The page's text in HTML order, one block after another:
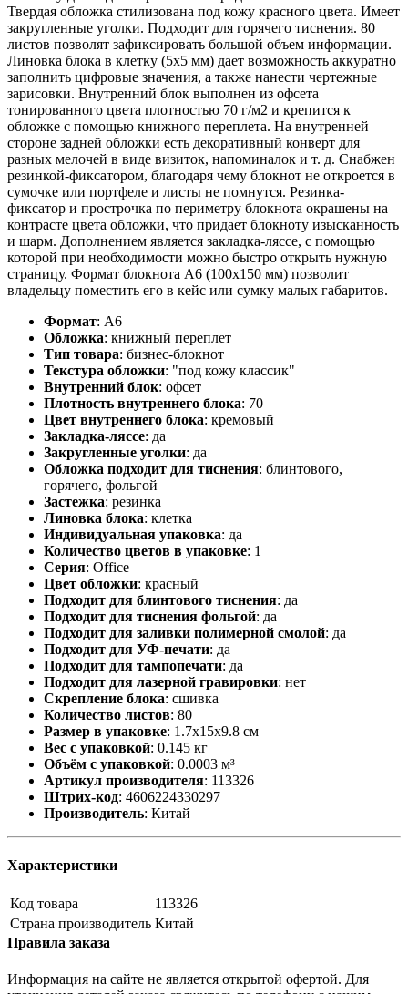
Твердая обложка стилизована под кожу красного цвета. Имеет
закругленные уголки. Подходит для горячего тиснения. 80
листов позволят зафиксировать большой объем информации.
Линовка блока в клетку (5х5 мм) дает возможность аккуратно
заполнить цифровые значения, а также нанести чертежные
зарисовки. Внутренний блок выполнен из офсета
тонированного цвета плотностью 70 г/м2 и крепится к
обложке с помощью книжного переплета. На внутренней
стороне задней обложки есть декоративный конверт для
разных мелочей в виде визиток, напоминалок и т. д. Снабжен
резинкой-фиксатором, благодаря чему блокнот не откроется в
сумочке или портфеле и листы не помнутся. Резинка-
фиксатор и прострочка по периметру блокнота окрашены на
контрасте цвета обложки, что придает блокноту изысканность
и шарм. Дополнением является закладка-ляссе, с помощью
которой при необходимости можно быстро открыть нужную
страницу. Формат блокнота А6 (100х150 мм) позволит
владельцу поместить его в кейс или сумку малых габаритов.
Формат: А6
Обложка: книжный переплет
Тип товара: бизнес-блокнот
Текстура обложки: "под кожу классик"
Внутренний блок: офсет
Плотность внутреннего блока: 70
Цвет внутреннего блока: кремовый
Закладка-ляссе: да
Закругленные уголки: да
Обложка подходит для тиснения: блинтового,
горячего, фольгой
Застежка: резинка
Линовка блока: клетка
Индивидуальная упаковка: да
Количество цветов в упаковке: 1
Серия: Office
Цвет обложки: красный
Подходит для блинтового тиснения: да
Подходит для тиснения фольгой: да
Подходит для заливки полимерной смолой: да
Подходит для УФ-печати: да
Подходит для тампопечати: да
Подходит для лазерной гравировки: нет
Скрепление блока: сшивка
Количество листов: 80
Размер в упаковке: 1.7x15x9.8 см
Вес с упаковкой: 0.145 кг
Объём с упаковкой: 0.0003 м³
Артикул производителя: 113326
Штрих-код: 4606224330297
Производитель: Китай
Характеристики
Код товара
113326
Страна производитель Китай
Правила заказа
Информация на сайте не является открытой офертой. Для